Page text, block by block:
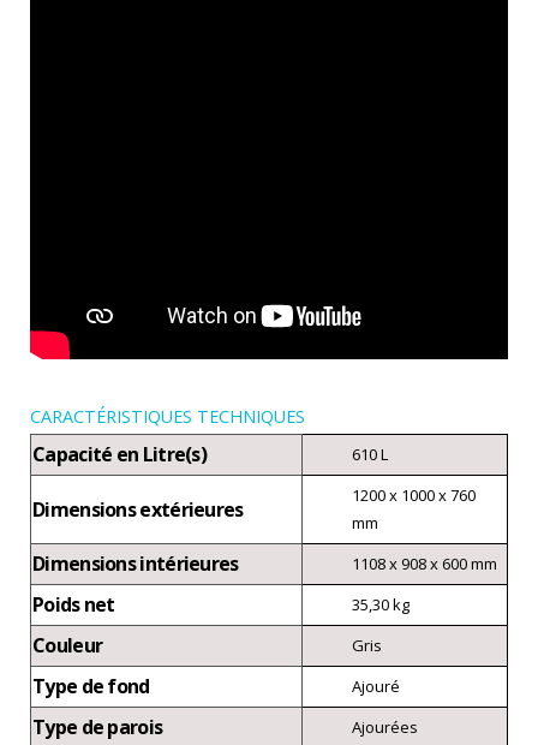
CARACTÉRISTIQUES TECHNIQUES
Capacité en Litre(s) 610 L
Dimensions extérieures
1200 x 1000 x 760
mm
Dimensions intérieures 1108 x 908 x 600 mm
Poids net 35,30 kg
Couleur Gris
Type de fond Ajouré
Type de parois Ajourées